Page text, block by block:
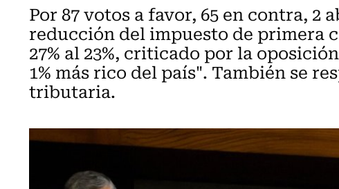
Por 87 votos a favor, 65 en contra, 2
reducción del impuesto de primera
27% al 23%, criticado por la
1% más rico del país". También se
tributaria.